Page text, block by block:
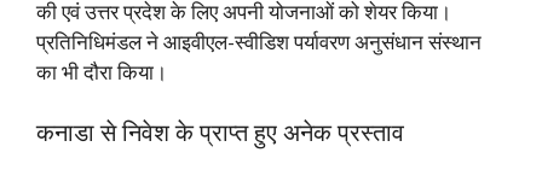
की एवं उत्तर प्रदेश के लिए अपनी योजनाओं को शेयर किया।
प्रतिनिधिमंडल ने आइवीएल-स्वीडिश पर्यावरण अनुसंधान संस्थान
का भी दौरा किया।
कनाडा से निवेश के प्राप्त हुए अनेक प्रस्ताव